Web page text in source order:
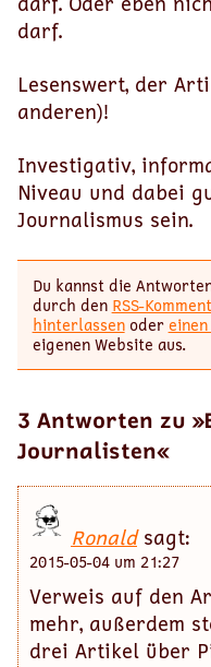
darf.
Lesenswert, der
anderen)!
Investigativ,
Niveau und dabei
Journalismus sein.
Du kannst die
durch den RSS-
hinterlassenoder
eigenen Website aus.
3 Antworten zu
Journalisten«
Ronaldsagt:
2015-05-04 um 21:27
Verweis auf den
mehr, außerdem
drei Artikel über